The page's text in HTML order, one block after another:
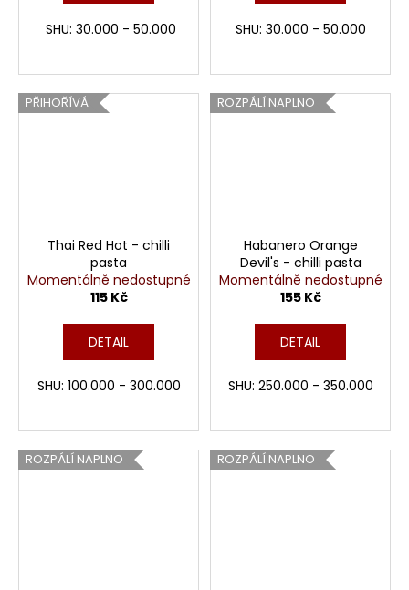
SHU: 30.000 - 50.000 SHU: 30.000 - 50.000
PŘIHOŘÍVÁ
Thai Red Hot - chilli
pasta
Momentálně nedostupné
115 Kč
DETAIL
SHU: 100.000 - 300.000
ROZPÁLÍ NAPLNO
Habanero Orange
Devil's - chilli pasta
Momentálně nedostupné
155 Kč
DETAIL
SHU: 250.000 - 350.000
ROZPÁLÍ NAPLNO ROZPÁLÍ NAPLNO